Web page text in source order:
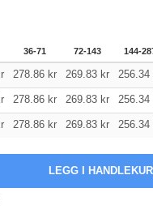
36-71 72-143 144-
278.86 kr 269.83 kr 256.34
278.86 kr 269.83 kr 256.34
278.86 kr 269.83 kr 256.34